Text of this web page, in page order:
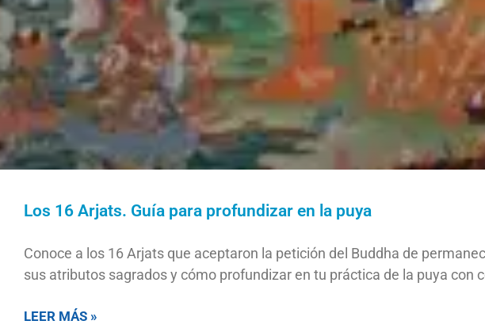
Los 16 Arjats. Guía para profundizar en la puya
Conoce a los 16 Arjats que aceptaron la petición del Buddha de
sus atributos sagrados y cómo profundizar en tu práctica de la puya con
LEER MÁS »